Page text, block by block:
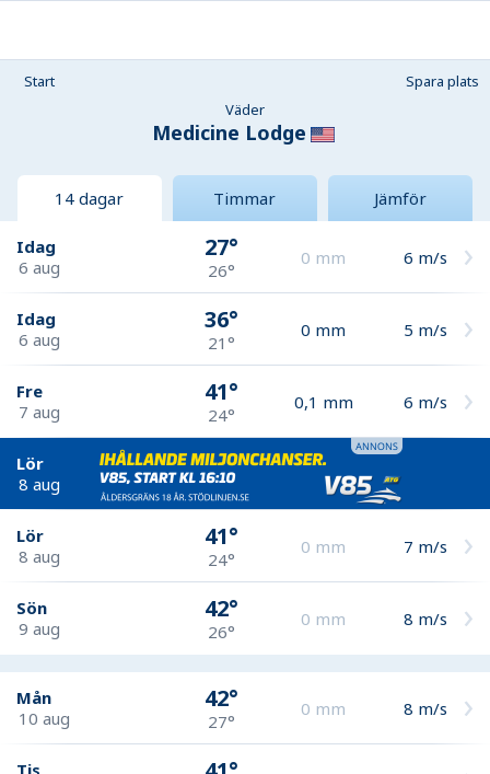
Start
Spara plats
Väder
Medicine Lodge
14 dagar Timmar Jämför
Idag
6 aug
27°
26°
0 mm 6 m/s
Idag
6 aug
36°
21°
0 mm 5 m/s
Fre
7 aug
41°
24°
0,1 mm 6 m/s
Lör
8 aug
Lör
8 aug
41°
24°
0 mm 7 m/s
Sön
9 aug
42°
26°
0 mm 8 m/s
Mån
10 aug
42°
27°
0 mm 8 m/s
Tis